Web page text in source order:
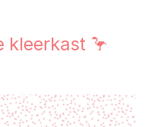
kleerkast 🦩